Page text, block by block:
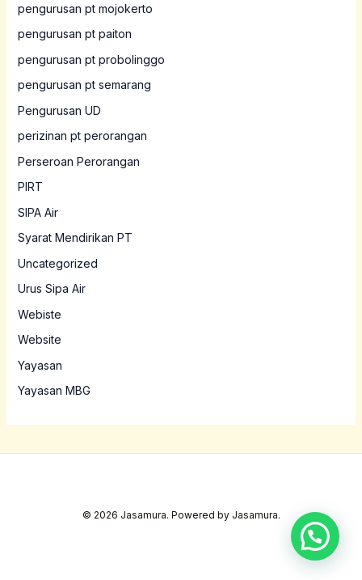
pengurusan pt mojokerto
pengurusan pt paiton
pengurusan pt probolinggo
pengurusan pt semarang
Pengurusan UD
perizinan pt perorangan
Perseroan Perorangan
PIRT
SIPA Air
Syarat Mendirikan PT
Uncategorized
Urus Sipa Air
Webiste
Website
Yayasan
Yayasan MBG
© 2026 Jasamura. Powered by Jasamura.